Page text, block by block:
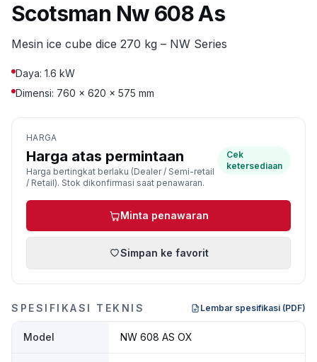
Scotsman Nw 608 As
Mesin ice cube dice 270 kg – NW Series
Daya: 1.6 kW
Dimensi: 760 × 620 × 575 mm
HARGA
Harga atas permintaan
Harga bertingkat berlaku (Dealer / Semi-retail
/ Retail). Stok dikonfirmasi saat penawaran.
Cek
ketersediaan
Minta penawaran
Simpan ke favorit
SPESIFIKASI TEKNIS Lembar spesifikasi (PDF)
Model NW 608 AS OX